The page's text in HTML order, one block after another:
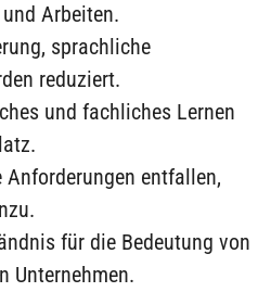
Arbeiten.
sprachliche
reduziert.
und fachliches Lernen
entfallen,
für die Bedeutung von
Unternehmen.